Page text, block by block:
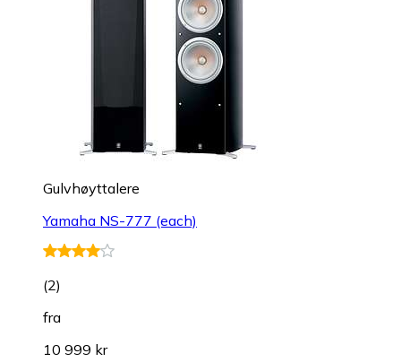
Gulvhøyttalere
Yamaha NS-777 (each)
(2)
fra
10 999 kr